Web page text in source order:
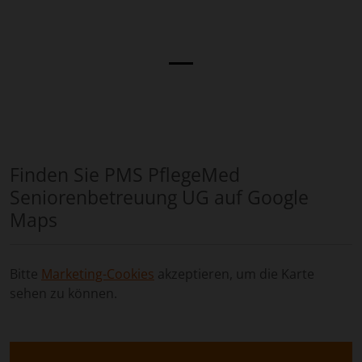
Finden Sie PMS PflegeMed
Seniorenbetreuung UG auf Google
Maps
Bitte Marketing-Cookies akzeptieren, um die Karte
sehen zu können.